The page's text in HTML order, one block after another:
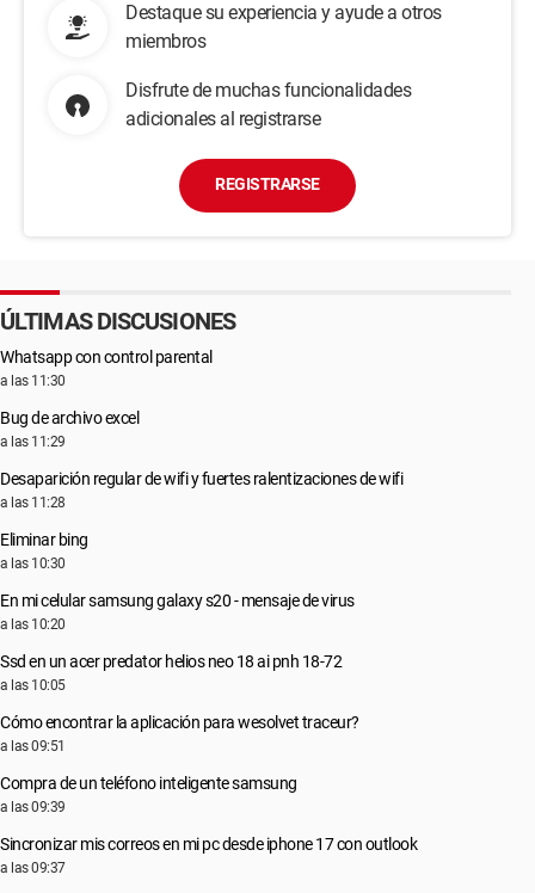
Destaque su experiencia y ayude a otros
miembros
Disfrute de muchas funcionalidades
adicionales al registrarse
REGISTRARSE
ÚLTIMAS DISCUSIONES
Whatsapp con control parental
a las 11:30
Bug de archivo excel
a las 11:29
Desaparición regular de wifi y fuertes ralentizaciones de wifi
a las 11:28
Eliminar bing
a las 10:30
En mi celular samsung galaxy s20 - mensaje de virus
a las 10:20
Ssd en un acer predator helios neo 18 ai pnh 18-72
a las 10:05
Cómo encontrar la aplicación para wesolvet traceur?
a las 09:51
Compra de un teléfono inteligente samsung
a las 09:39
Sincronizar mis correos en mi pc desde iphone 17 con outlook
a las 09:37